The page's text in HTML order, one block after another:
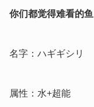
你们都觉得难看的鱼
名字：ハギギシリ
属性：水+超能